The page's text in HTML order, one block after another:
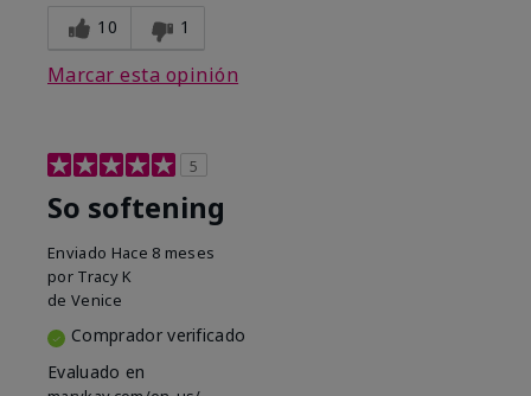
10 1
Marcar esta opinión
5
So softening
Enviado Hace 8 meses
por Tracy K
de Venice
Comprador verificado
Evaluado en